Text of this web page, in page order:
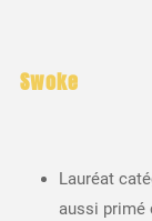
Swoke
Lauréat
aussi primé